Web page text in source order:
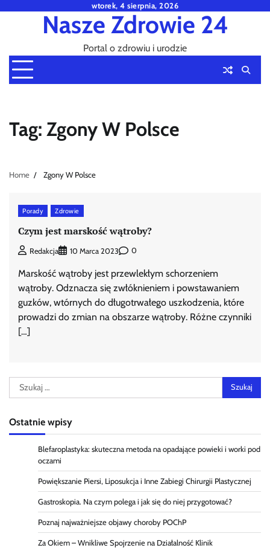
wtorek, 4 sierpnia, 2026
Nasze Zdrowie 24
Portal o zdrowiu i urodzie
Tag: Zgony W Polsce
Home Zgony W Polsce
Porady Zdrowie
Czym jest marskość wątroby?
Redakcja 10 Marca 2023 0
Marskość wątroby jest przewlekłym schorzeniem
wątroby. Odznacza się zwłóknieniem i powstawaniem
guzków, wtórnych do długotrwałego uszkodzenia, które
prowadzi do zmian na obszarze wątroby. Różne czynniki
[…]
Szukaj:
Ostatnie wpisy
Blefaroplastyka: skuteczna metoda na opadające powieki i worki pod
oczami
Powiększanie Piersi, Liposukcja i Inne Zabiegi Chirurgii Plastycznej
Gastroskopia. Na czym polega i jak się do niej przygotować?
Poznaj najważniejsze objawy choroby POChP
Za Okiem – Wnikliwe Spojrzenie na Działalność Klinik